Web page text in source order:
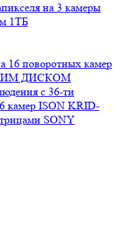
на 3 камеры
1ТБ
с 36-ти
камер ISON KRID-
SONY